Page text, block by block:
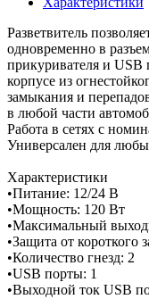
Разветвитель
одновременно в
прикуривателя и USB
корпусе из
замыкания и
в любой части
Работа в сетях с
Универсален для
Характеристики
•Питание: 12/24 В
•Мощность: 120 Вт
•Максимальный
•Защита от короткого
•Количество гнезд: 2
•USB порты: 1
•Выходной ток USB